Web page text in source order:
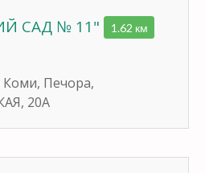
САД № 11" 1.62 км
Коми, Печора,
20А